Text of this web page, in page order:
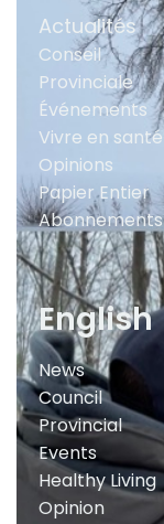
Actualités
Conseil
Provinciale
Événements
Vivre en santé
Opinions
Papier Entier
Abonnements
English
News
Council
Provincial
Events
Healthy Living
Opinion